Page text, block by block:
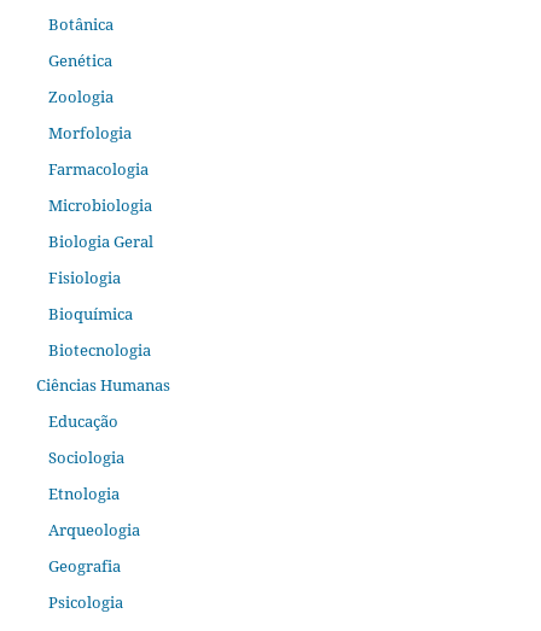
Botânica
Genética
Zoologia
Morfologia
Farmacologia
Microbiologia
Biologia Geral
Fisiologia
Bioquímica
Biotecnologia
Ciências Humanas
Educação
Sociologia
Etnologia
Arqueologia
Geografia
Psicologia